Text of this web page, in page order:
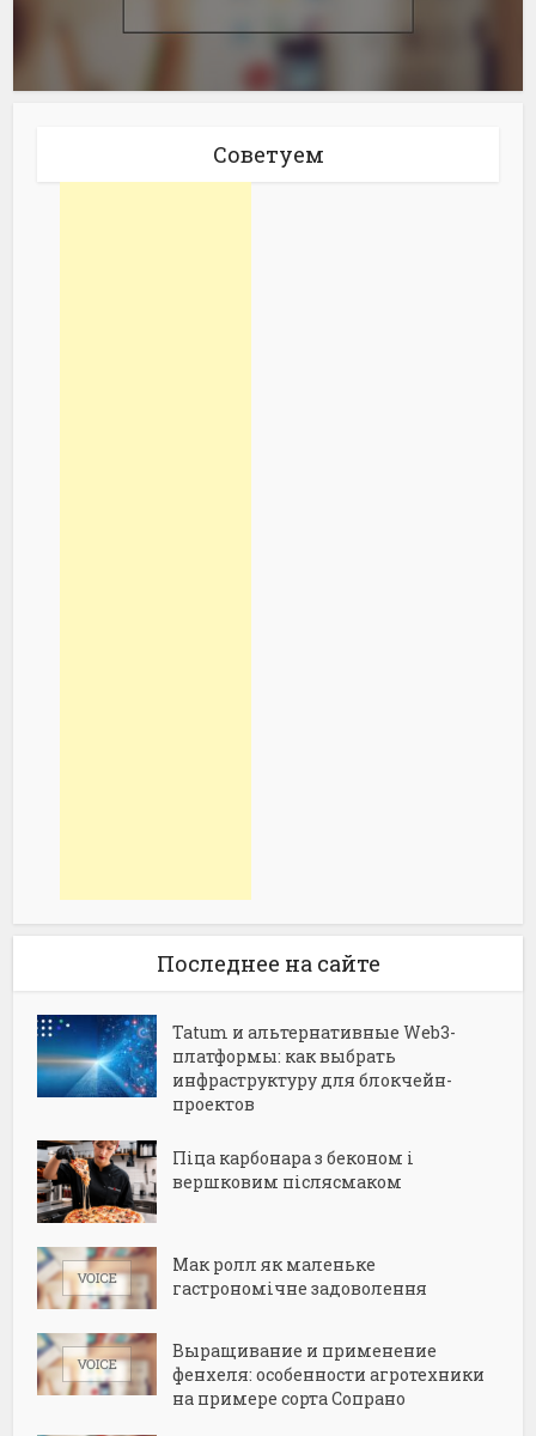
Советуем
Последнее на сайте
Tatum и альтернативные Web3-
платформы: как выбрать
инфраструктуру для блокчейн-
проектов
Піца карбонара з беконом і
вершковим післясмаком
Мак ролл як маленьке
гастрономічне задоволення
Выращивание и применение
фенхеля: особенности агротехники
на примере сорта Сопрано